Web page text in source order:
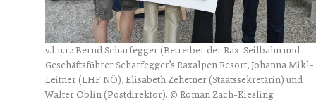
v.l.n.r.: Bernd Scharfegger (Betreiber der Rax-Seilbahn und
Geschäftsführer Scharfegger’s Raxalpen Resort, Johanna Mikl-
Leitner (LHF NÖ), Elisabeth Zehetner (Staatssekretärin) und
Walter Oblin (Postdirektor). © Roman Zach-Kiesling